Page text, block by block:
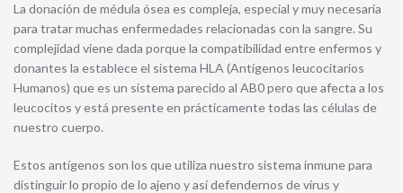
La donación de médula ósea es compleja, especial y muy necesaria
para tratar muchas enfermedades relacionadas con la sangre. Su
complejidad viene dada porque la compatibilidad entre enfermos y
donantes la establece el sistema HLA (Antígenos leucocitarios
Humanos) que es un sistema parecido al AB0 pero que afecta a los
leucocitos y está presente en prácticamente todas las células de
nuestro cuerpo.
Estos antígenos son los que utiliza nuestro sistema inmune para
distinguir lo propio de lo ajeno y así defendernos de virus y